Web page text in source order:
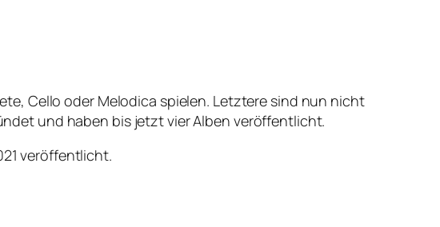
Cello oder Melodica spielen. Letztere sind nun nicht
und haben bis jetzt vier Alben veröffentlicht.
veröffentlicht.